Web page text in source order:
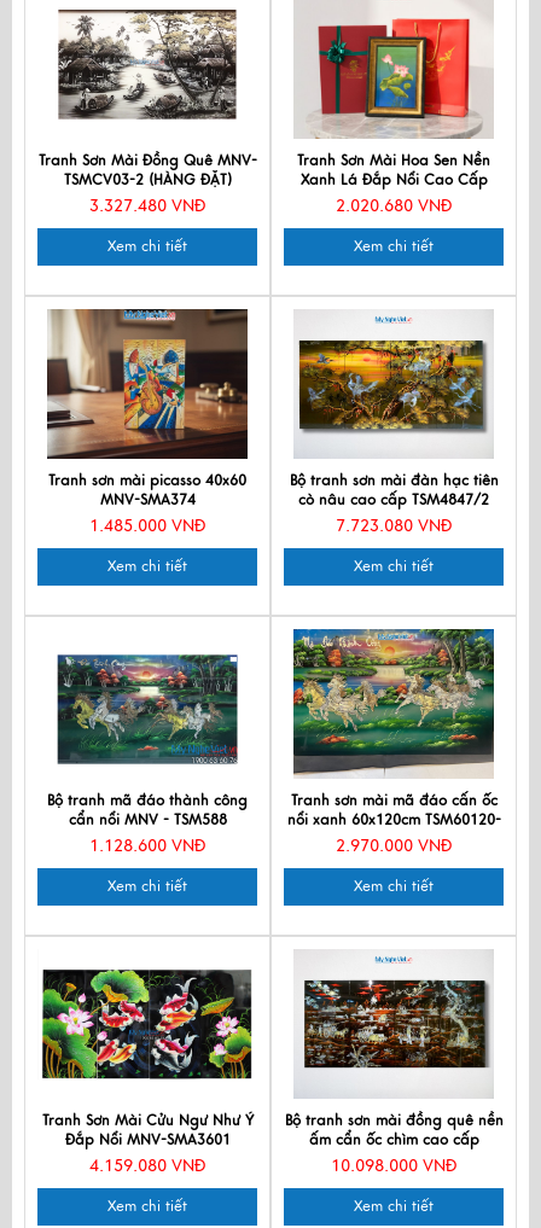
Tranh Sơn Mài Đồng Quê MNV-
TSMCV03-2 (HÀNG ĐẶT)
3.327.480 VNĐ
Xem chi tiết
Tranh Sơn Mài Hoa Sen Nền
Xanh Lá Đắp Nổi Cao Cấp
28x38cm TSMDH2838-2.2
2.020.680 VNĐ
Xem chi tiết
Tranh sơn mài picasso 40x60
MNV-SMA374
1.485.000 VNĐ
Xem chi tiết
Bộ tranh sơn mài đàn hạc tiên
cò nâu cao cấp TSM4847/2
7.723.080 VNĐ
Xem chi tiết
Bộ tranh mã đáo thành công
cẩn nổi MNV - TSM588
1.128.600 VNĐ
Xem chi tiết
Tranh sơn mài mã đáo cấn ốc
nổi xanh 60x120cm TSM60120-
MĐX
2.970.000 VNĐ
Xem chi tiết
Tranh Sơn Mài Cửu Ngư Như Ý
Đắp Nổi MNV-SMA3601
4.159.080 VNĐ
Xem chi tiết
Bộ tranh sơn mài đồng quê nền
ấm cẩn ốc chìm cao cấp
TSM5103-1
10.098.000 VNĐ
Xem chi tiết